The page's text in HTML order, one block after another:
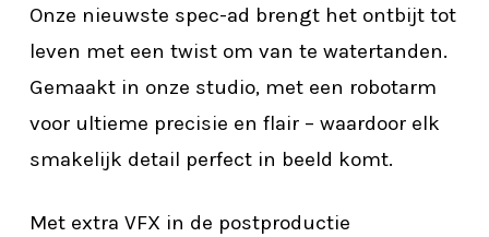
Onze nieuwste spec-ad brengt het ontbijt tot
leven met een twist om van te watertanden.
Gemaakt in onze studio, met een robotarm
voor ultieme precisie en flair – waardoor elk
smakelijk detail perfect in beeld komt.
Met extra VFX in de postproductie